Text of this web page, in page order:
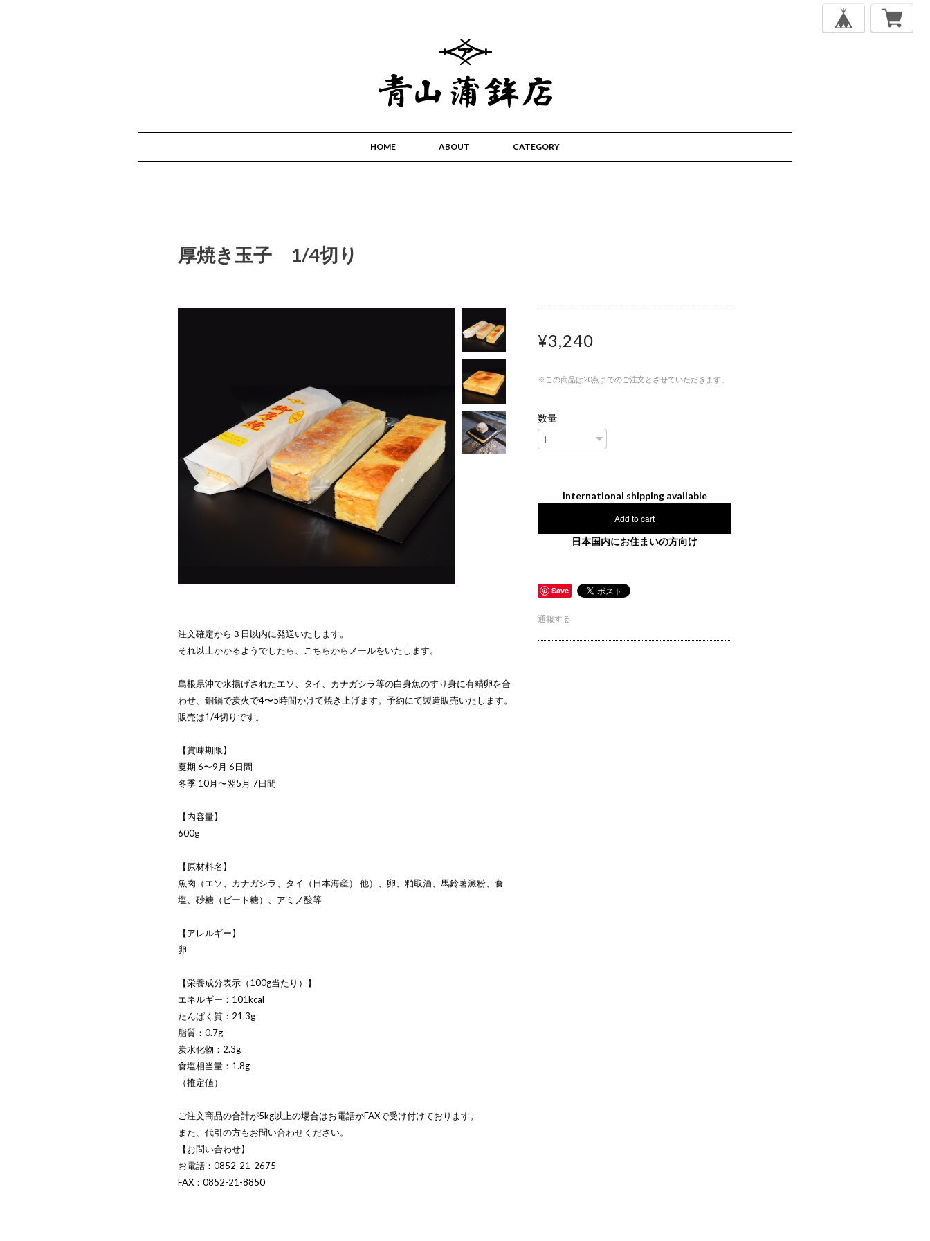
HOME ABOUT CATEGORY
厚焼き玉子 1/4切り
注文確定から３日以内に発送いたします。
それ以上かかるようでしたら、こちらからメールをいたします。
島根県沖で水揚げされたエソ、タイ、カナガシラ等の白身魚のすり身に有精卵を合
わせ、銅鍋で炭火で4〜5時間かけて焼き上げます。予約にて製造販売いたします。
販売は1/4切りです。
【賞味期限】
夏期 6〜9月 6日間
冬季 10月〜翌5月 7日間
【内容量】
600g
【原材料名】
魚肉（エソ、カナガシラ、タイ（日本海産） 他）、卵、粕取酒、馬鈴薯澱粉、食
塩、砂糖（ビート糖）、アミノ酸等
【アレルギー】
卵
【栄養成分表示（100g当たり）】
エネルギー：101kcal
たんぱく質：21.3g
脂質：0.7g
炭水化物：2.3g
食塩相当量：1.8g
（推定値）
ご注文商品の合計が5kg以上の場合はお電話かFAXで受け付けております。
また、代引の方もお問い合わせください。
【お問い合わせ】
お電話：0852-21-2675
FAX：0852-21-8850
¥3,240
※この商品は20点までのご注文とさせていただきます。
数量
International shipping available
Add to cart
日本国内にお住まいの方向け
Save
通報する